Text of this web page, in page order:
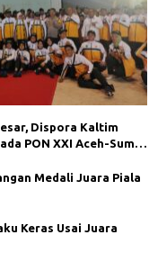
Dispora Kaltim
PON XXI Aceh-Sumut
Medali Juara Piala
Keras Usai Juara